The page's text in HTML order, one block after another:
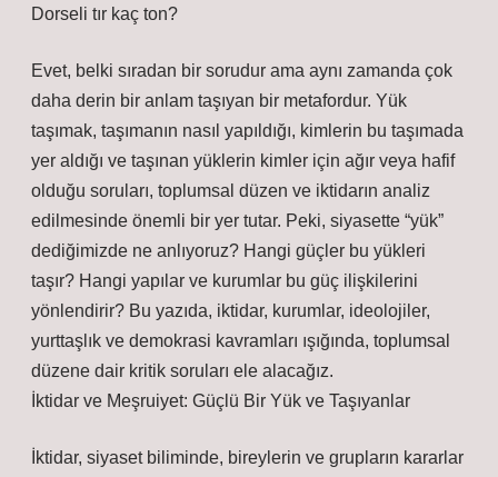
Dorseli tır kaç ton?
Evet, belki sıradan bir sorudur ama aynı zamanda çok
daha derin bir anlam taşıyan bir metafordur. Yük
taşımak, taşımanın nasıl yapıldığı, kimlerin bu taşımada
yer aldığı ve taşınan yüklerin kimler için ağır veya hafif
olduğu soruları, toplumsal düzen ve iktidarın analiz
edilmesinde önemli bir yer tutar. Peki, siyasette “yük”
dediğimizde ne anlıyoruz? Hangi güçler bu yükleri
taşır? Hangi yapılar ve kurumlar bu güç ilişkilerini
yönlendirir? Bu yazıda, iktidar, kurumlar, ideolojiler,
yurttaşlık ve demokrasi kavramları ışığında, toplumsal
düzene dair kritik soruları ele alacağız.
İktidar ve Meşruiyet: Güçlü Bir Yük ve Taşıyanlar
İktidar, siyaset biliminde, bireylerin ve grupların kararlar